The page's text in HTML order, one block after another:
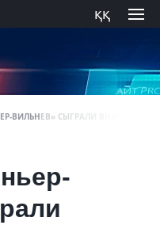
ққ
ВИЛЬНЕВ» СЫГРАЛИ ВНИЧЬЮ В